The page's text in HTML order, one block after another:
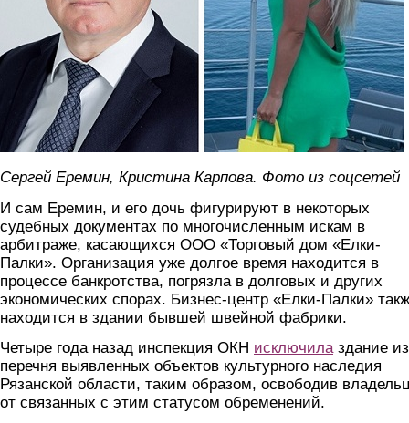
Сергей Еремин, Кристина Карпова. Фото из соцсетей
И сам Еремин, и его дочь фигурируют в некоторых
судебных документах по многочисленным искам в
арбитраже, касающихся ООО «Торговый дом «Елки-
Палки». Организация уже долгое время находится в
процессе банкротства, погрязла в долговых и других
экономических спорах. Бизнес-центр «Елки-Палки»
находится в здании бывшей швейной фабрики.
Четыре года назад инспекция ОКН исключилаздание из
перечня выявленных объектов культурного наследия
Рязанской области, таким образом, освободив
от связанных с этим статусом обременений.